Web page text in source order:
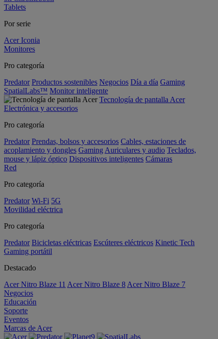
Tablets
Por serie
Acer Iconia
Monitores
Pro categoría
Predator Productos sostenibles Negocios Día a día Gaming
SpatialLabs™ Monitor inteligente
Tecnología de pantalla Acer
Electrónica y accesorios
Pro categoría
Predator Prendas, bolsos y accesorios Cables, estaciones de
acoplamiento y dongles Gaming Auriculares y audio Teclados,
mouse y lápiz óptico Dispositivos inteligentes Cámaras
Red
Pro categoría
Predator Wi-Fi 5G
Movilidad eléctrica
Pro categoría
Predator Bicicletas eléctricas Escúteres eléctricos Kinetic Tech
Gaming portátil
Destacado
Acer Nitro Blaze 11 Acer Nitro Blaze 8 Acer Nitro Blaze 7
Negocios
Educación
Soporte
Eventos
Marcas de Acer